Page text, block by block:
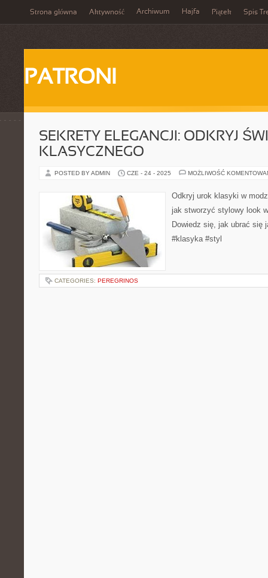
Strona główna Aktywność Archiwum Hajfa Piątek Spis
PATRONI
SEKRETY ELEGANCJI: ODKRYJ
KLASYCZNEGO
POSTED BY ADMIN CZE - 24 - 2025 MOŻLIWOŚĆ
Odkryj urok klasyki w
jak stworzyć stylowy look
Dowiedz się, jak ubrać się
#klasyka #styl
CATEGORIES: PEREGRINOS